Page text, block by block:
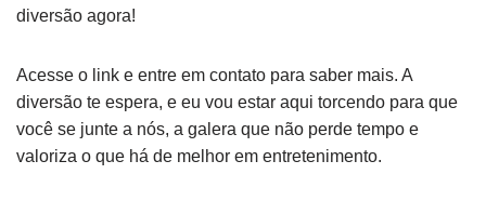
diversão agora!
Acesse o link e entre em contato para saber mais. A
diversão te espera, e eu vou estar aqui torcendo para que
você se junte a nós, a galera que não perde tempo e
valoriza o que há de melhor em entretenimento.